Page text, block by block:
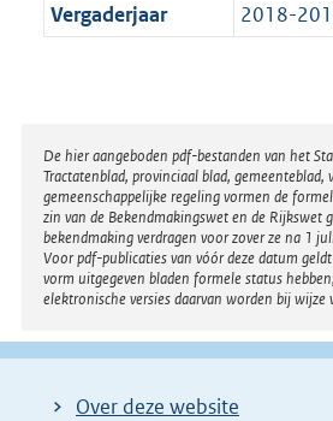
Vergaderjaar
2018-
Disclaimer
De hier aangeboden pdf-bestanden van het
Tractatenblad, provinciaal blad, gemeenteblad,
gemeenschappelijke regeling vormen de
zin van de Bekendmakingswet en de Rijkswet
bekendmaking verdragen voor zover ze na 1
Voor pdf-publicaties van vóór deze datum
vorm uitgegeven bladen formele status
elektronische versies daarvan worden bij wijze
Over deze website